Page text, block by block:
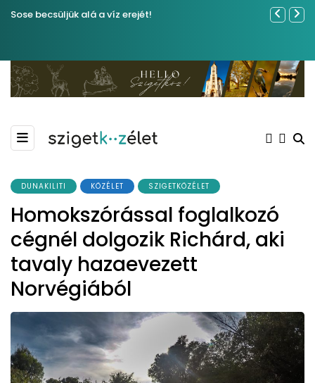
Sose becsüljük alá a víz erejét!
Ferenc
DUNAKILITI KÖZÉLET SZIGETKÖZÉLET
Homokszórással foglalkozó
cégnél dolgozik Richárd, aki
tavaly hazaevezett
Norvégiából